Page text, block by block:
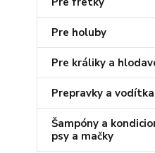
Pre holuby
Pre králiky a
Prepravky a vodítka
Šampóny a
psy a mačky